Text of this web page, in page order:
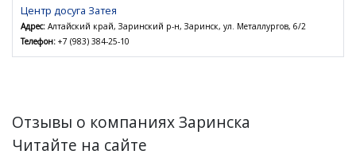
Центр досуга Затея
Адрес: Алтайский край, Заринский р-н, Заринск, ул. Металлургов, 6/2
Телефон: +7 (983) 384-25-10
Отзывы о компаниях Заринска
Читайте на сайте